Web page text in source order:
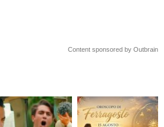
Content sponsored by Outbrain